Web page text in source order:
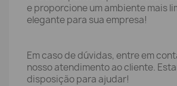
e proporcione um ambiente mais
elegante para sua empresa!
Em caso de dúvidas, entre em
nosso atendimento ao cliente.
disposição para ajudar!